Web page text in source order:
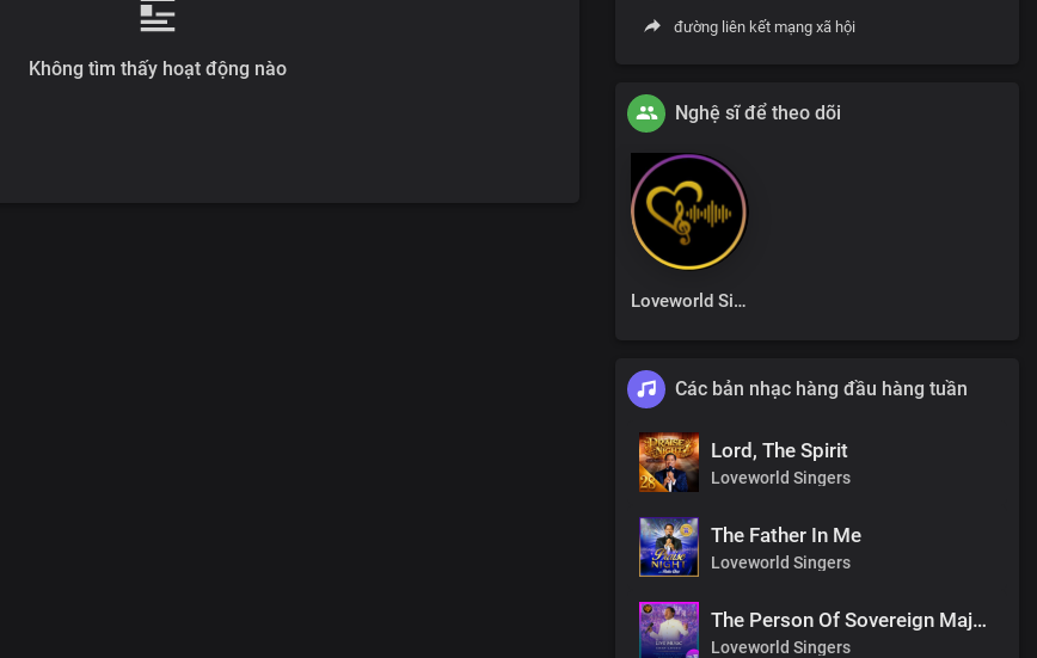
Không tìm thấy hoạt động nào
đường liên kết mạng xã hội
Nghệ sĩ để theo dõi
Loveworld Singers
Các bản nhạc hàng đầu hàng tuần
Lord, The Spirit
Loveworld Singers
The Father In Me
Loveworld Singers
The Person Of Sovereign Majesty
Loveworld Singers